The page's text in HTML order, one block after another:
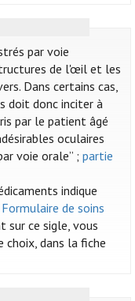
par voie
de l'œil et les
Dans certains cas,
doit donc inciter à
par le patient âgé
oculaires
voie orale” ;partie
indique
Formulaire de soins
sur ce sigle, vous
choix, dans la fiche